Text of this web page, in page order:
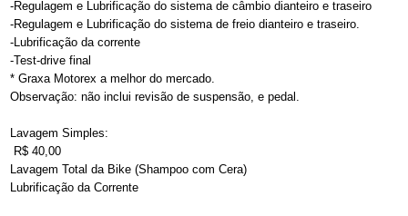
-Regulagem e Lubrificação do sistema de câmbio dianteiro e traseiro
-Regulagem e Lubrificação do sistema de freio dianteiro e traseiro.
-Lubrificação da corrente
-Test-drive final
* Graxa Motorex a melhor do mercado.
Observação: não inclui revisão de suspensão, e pedal.
Lavagem Simples:
R$ 40,00
Lavagem Total da Bike (Shampoo com Cera)
Lubrificação da Corrente